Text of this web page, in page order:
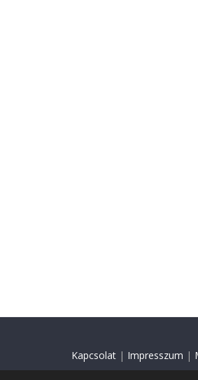
Kapcsolat | Impresszum |